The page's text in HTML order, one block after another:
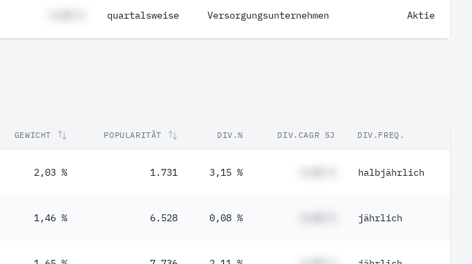
quartalsweise Versorgungsunternehmen Aktie
GEWICHT POPULARITÄT DIV.% DIV.CAGR 5J DIV.FREQ.
2,03 % 1.731 3,15 % halbjährlich
1,46 % 6.528 0,08 % jährlich